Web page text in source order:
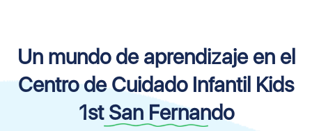
Un mundo de aprendizaje en el
Centro de Cuidado Infantil Kids
1st San Fernando